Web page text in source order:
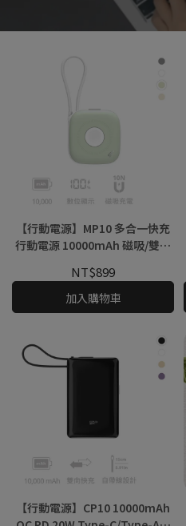
【行動電源】MP10 多合一快充
行動電源 10000mAh 磁吸/雙充
充, 可攜帶登機
NT$899
加入購物車
【行動電源】CP10 10000mAh